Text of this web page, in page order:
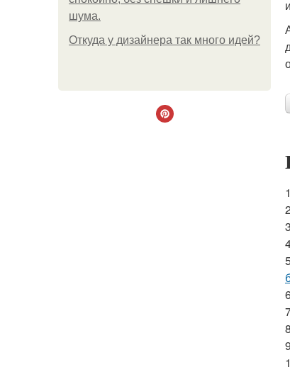
шума.
Откуда у дизайнера так много идей?